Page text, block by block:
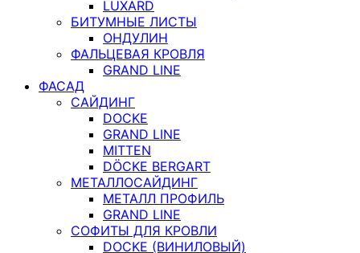
LUXARD
БИТУМНЫЕ ЛИСТЫ
ОНДУЛИН
ФАЛЬЦЕВАЯ КРОВЛЯ
GRAND LINE
ФАСАД
САЙДИНГ
DOCKE
GRAND LINE
MITTEN
DÖCKE BERGART
МЕТАЛЛОСАЙДИНГ
МЕТАЛЛ ПРОФИЛЬ
GRAND LINE
СОФИТЫ ДЛЯ КРОВЛИ
DOCKE (ВИНИЛОВЫЙ)